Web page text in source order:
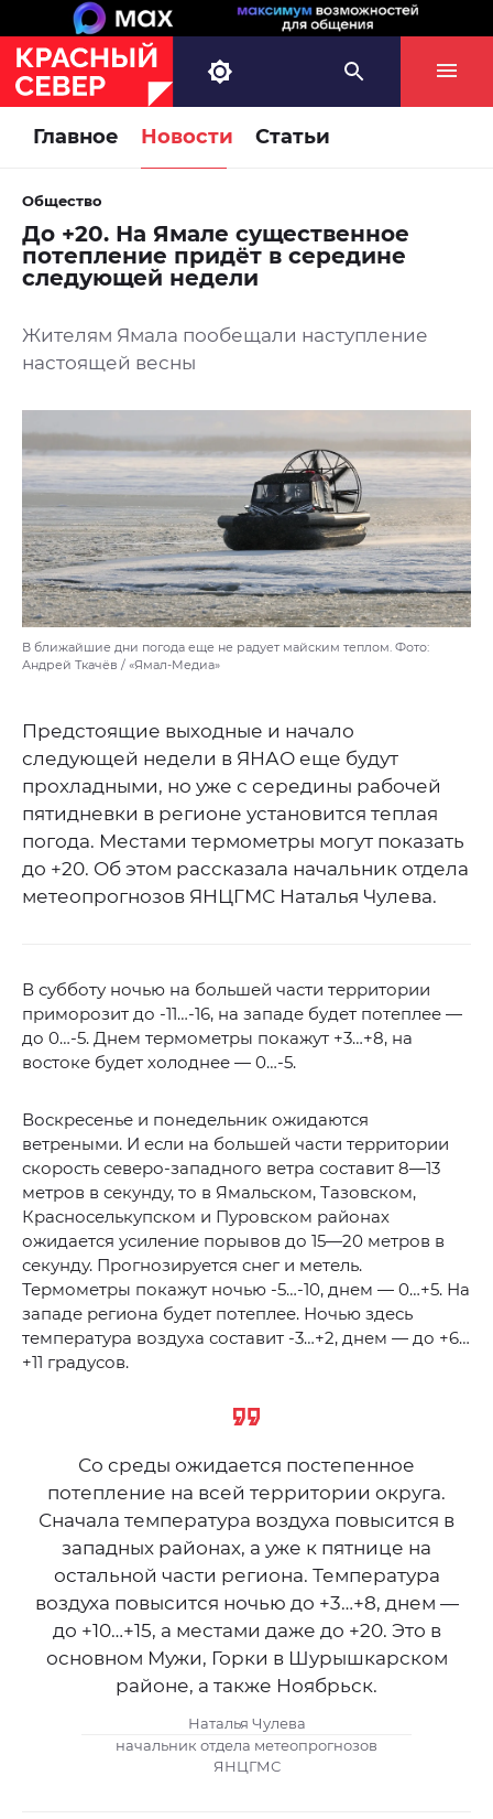
Главное Новости Статьи
Общество
До +20. На Ямале существенное
потепление придёт в середине
следующей недели
Жителям Ямала пообещали наступление
настоящей весны
В ближайшие дни погода еще не радует майским теплом. Фото:
Андрей Ткачёв / «Ямал-Медиа»
Предстоящие выходные и начало
следующей недели в ЯНАО еще будут
прохладными, но уже с середины рабочей
пятидневки в регионе установится теплая
погода. Местами термометры могут показать
до +20. Об этом рассказала начальник отдела
метеопрогнозов ЯНЦГМС Наталья Чулева.
В субботу ночью на большей части территории
приморозит до -11…-16, на западе будет потеплее —
до 0…-5. Днем термометры покажут +3…+8, на
востоке будет холоднее — 0…-5.
Воскресенье и понедельник ожидаются
ветреными. И если на большей части территории
скорость северо-западного ветра составит 8—13
метров в секунду, то в Ямальском, Тазовском,
Красноселькупском и Пуровском районах
ожидается усиление порывов до 15—20 метров в
секунду. Прогнозируется снег и метель.
Термометры покажут ночью -5…-10, днем — 0…+5. На
западе региона будет потеплее. Ночью здесь
температура воздуха составит -3…+2, днем — до +6…
+11 градусов.
Со среды ожидается постепенное
потепление на всей территории округа.
Сначала температура воздуха повысится в
западных районах, а уже к пятнице на
остальной части региона. Температура
воздуха повысится ночью до +3…+8, днем —
до +10…+15, а местами даже до +20. Это в
основном Мужи, Горки в Шурышкарском
районе, а также Ноябрьск.
Наталья Чулева
начальник отдела метеопрогнозов
ЯНЦГМС